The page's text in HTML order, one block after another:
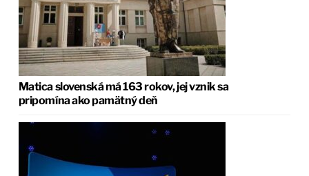
Matica slovenská má 163 rokov, jej vznik sa
pripomína ako pamätný deň